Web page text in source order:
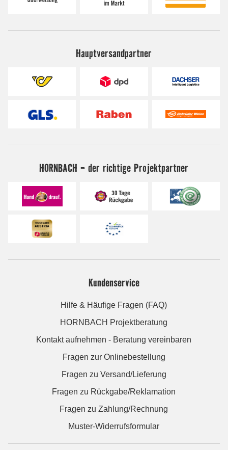
Hauptversandpartner
HORNBACH - der richtige Projektpartner
Kundenservice
Hilfe & Häufige Fragen (FAQ)
HORNBACH Projektberatung
Kontakt aufnehmen - Beratung vereinbaren
Fragen zur Onlinebestellung
Fragen zu Versand/Lieferung
Fragen zu Rückgabe/Reklamation
Fragen zu Zahlung/Rechnung
Muster-Widerrufsformular